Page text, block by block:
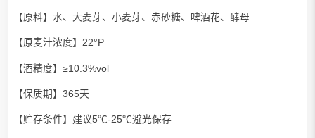
【原料】水、大麦芽、小麦芽、赤砂糖、啤酒花、酵母
【原麦汁浓度】22°P
【酒精度】≥10.3%vol
【保质期】365天
【贮存条件】建议5℃-25℃避光保存